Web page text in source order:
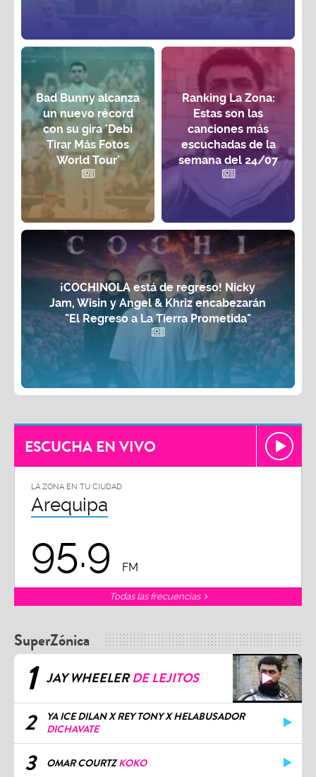
Bad Bunny alcanza
un nuevo récord
con su gira 'Debí
Tirar Más Fotos
World Tour'
Ranking La Zona:
Estas son las
canciones más
escuchadas de la
semana del 24/07
¡COCHINOLA está de regreso! Nicky
Jam, Wisin y Angel & Khriz encabezarán
"El Regreso a La Tierra Prometida"
ESCUCHA EN VIVO
LA ZONA EN TU CIUDAD
Arequipa
95.9 FM
Todas las frecuencias
SuperZónica
1 JAY WHEELERDE LEJITOS
2
YA ICE DILAN X REY TONY X HELABUSADOR
DICHAVATE
3 OMAR COURTZKOKO